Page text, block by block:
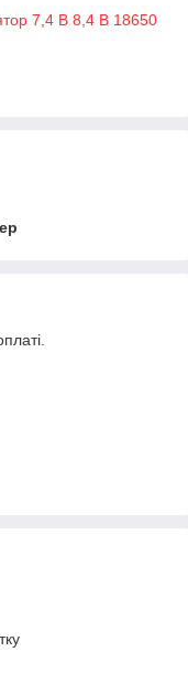
7,4 В 8,4 В 18650